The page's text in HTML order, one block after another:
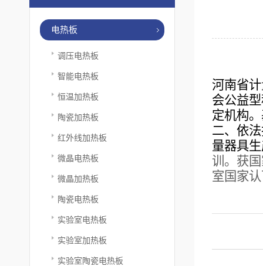
电热板
调压电热板
智能电热板
恒温加热板
陶瓷加热板
红外线加热板
微晶电热板
微晶加热板
陶瓷电热板
实验室电热板
实验室加热板
实验室陶瓷电热板
河南省
会公益
定机构
二、依
量器具
训。获
室国家